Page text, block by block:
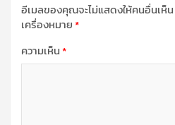
อีเมลของคุณจะไม่แสดงให้คนอื่นเห็น
เครื่องหมาย*
ความเห็น*